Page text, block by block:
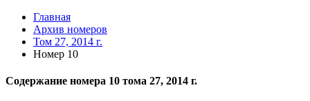
Главная
Архив номеров
Том 27, 2014 г.
Номер 10
Содержание номера 10 тома 27, 2014 г.